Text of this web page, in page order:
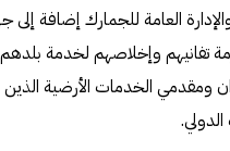
العامة للجمارك إضافة
تفانيهم وإخلاصهم لخدمة
ومقدمي الخدمات الأرضية